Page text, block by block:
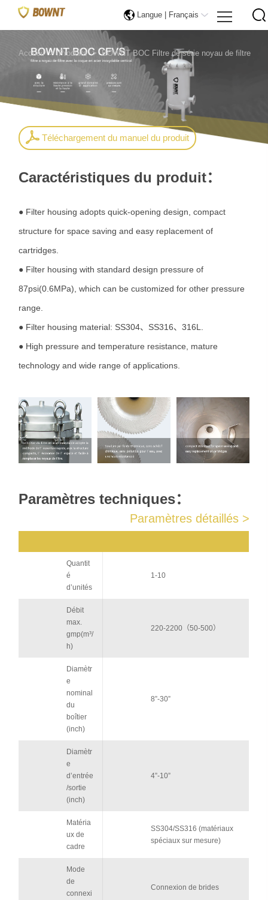
Langue | Français
Accueil > Produits > BOWNT BOC Filtre de série noyau de filtre
Téléchargement du manuel du produit
Caractéristiques du produit：
● Filter housing adopts quick-opening design, compact
structure for space saving and easy replacement of
cartridges.
● Filter housing with standard design pressure of
87psi(0.6MPa), which can be customized for other pressure
range.
● Filter housing material: SS304、SS316、316L.
● High pressure and temperature resistance, mature
technology and wide range of applications.
Paramètres techniques：
Paramètres détaillés >
Quantit
é
d’unités
1-10
Débit
max.
gmp(m³/
h)
220-2200（50-500）
Diamètr
e
nominal
du
boîtier
(inch)
8”-30”
Diamètr
e
d’entrée
/sortie
(inch)
4”-10”
Matéria
ux de
cadre
SS304/SS316 (matériaux
spéciaux sur mesure)
Mode
de
connexi
Connexion de brides